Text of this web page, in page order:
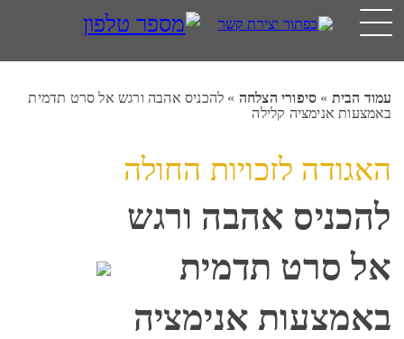
עמוד הבית » סיפורי הצלחה » להכניס אהבה ורגש אל סרט תדמית
באמצעות אנימציה קלילה
האגודה לזכויות החולה
להכניס אהבה ורגש
אל סרט תדמית
באמצעות אנימציה